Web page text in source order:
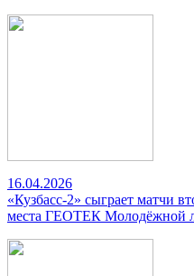
16.04.2026
«Кузбасс-2» сыграет матчи
места ГЕОТЕК Молодёжной